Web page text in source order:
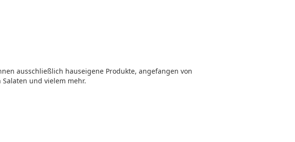
ausschließlich hauseigene Produkte, angefangen von
und vielem mehr.